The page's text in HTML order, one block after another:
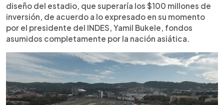
diseño del estadio, que superaría los $100 millones de
inversión, de acuerdo a lo expresado en su momento
por el presidente del INDES, Yamil Bukele, fondos
asumidos completamente por la nación asiática.